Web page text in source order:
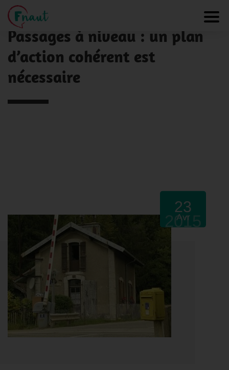
Panneau de gestion des cookies
NOS ACTUALITÉS
Passages à niveau : un plan
d’action cohérent est
nécessaire
23
Avr
2015